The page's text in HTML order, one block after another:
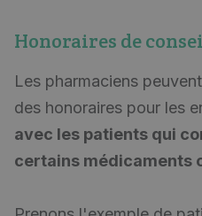
Honoraires de
Les pharmaciens
des honoraires pour les
avec les patients qui
certains médicaments